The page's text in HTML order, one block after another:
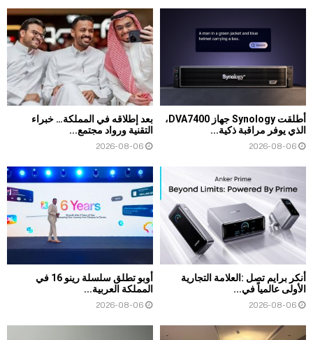
أطلقت Synology جهاز DVA7400،
الذي يوفر مراقبة ذكية...
2026-08-06
بعد إطلاقه في المملكة… خبراء
التقنية ورواد مجتمع...
2026-08-06
أنكر برايم تصل :العلامة التجارية
الأولى عالمياً في...
2026-08-06
أوبو تطلق سلسلة رينو 16 في
المملكة العربية...
2026-08-06